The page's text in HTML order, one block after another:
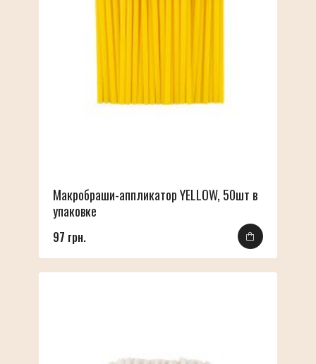
Макробраши-аппликатор YELLOW, 50шт в
упаковке
97 грн.